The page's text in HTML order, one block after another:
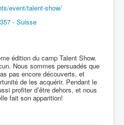
event/talent-show/
- Suisse
édition du camp Talent Show.
Nous sommes persuadés que
pas encore découverts, et
de les acquérir. Pendant le
profiter d’être dehors, et nous
fait son apparition!